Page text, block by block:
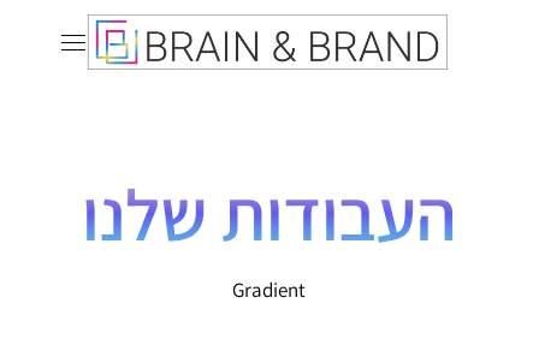
העבודות שלנו
Gradient